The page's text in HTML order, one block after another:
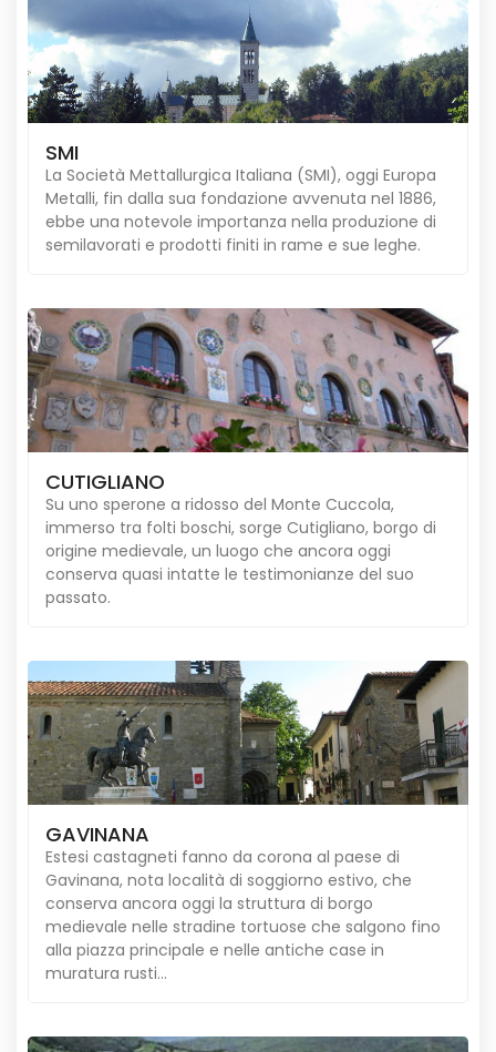
SMI
La Società Mettallurgica Italiana (SMI), oggi Europa
Metalli, fin dalla sua fondazione avvenuta nel 1886,
ebbe una notevole importanza nella produzione di
semilavorati e prodotti finiti in rame e sue leghe.
CUTIGLIANO
Su uno sperone a ridosso del Monte Cuccola,
immerso tra folti boschi, sorge Cutigliano, borgo di
origine medievale, un luogo che ancora oggi
conserva quasi intatte le testimonianze del suo
passato.
GAVINANA
Estesi castagneti fanno da corona al paese di
Gavinana, nota località di soggiorno estivo, che
conserva ancora oggi la struttura di borgo
medievale nelle stradine tortuose che salgono fino
alla piazza principale e nelle antiche case in
muratura rusti...